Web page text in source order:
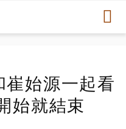
崔始源一起看
始就結束